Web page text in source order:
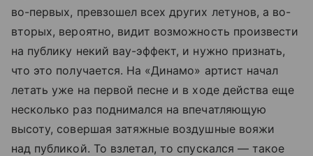
во-первых, превзошел всех других летунов, а во-
вторых, вероятно, видит возможность произвести
на публику некий вау-эффект, и нужно признать,
что это получается. На «Динамо» артист начал
летать уже на первой песне и в ходе действа еще
несколько раз поднимался на впечатляющую
высоту, совершая затяжные воздушные вояжи
над публикой. То взлетал, то спускался — такое